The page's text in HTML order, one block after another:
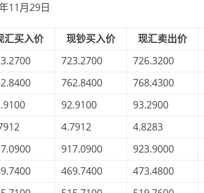
11月29日
汇买入价 现钞买入价 现汇卖出价
723.2700 726.3200
762.8400 768.4300
92.9100 93.2900
4.7912 4.8283
917.0900 923.9000
469.7400 473.4800